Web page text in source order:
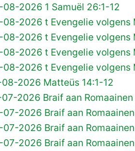
2026 1 Samuël 26:1-12
08-2026 t Evengelie volgens
08-2026 t Evengelie volgens
08-2026 t Evengelie volgens
08-2026 t Evengelie volgens
2026 Matteüs 14:1-12
2026 Braif aan Romaainen
2026 Braif aan
2026 Braif aan
2026 Braif aan